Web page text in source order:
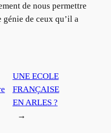
de nous permettre
de ceux qu’il a
UNE ECOLE
FRANÇAISE
EN ARLES ?
→